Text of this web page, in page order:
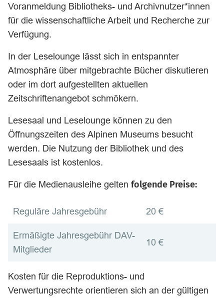
Voranmeldung Bibliotheks- und Archivnutzer*innen
für die wissenschaftliche Arbeit und Recherche zur
Verfügung.
In der Leselounge lässt sich in entspannter
Atmosphäre über mitgebrachte Bücher diskutieren
oder im dort aufgestellten aktuellen
Zeitschriftenangebot schmökern.
Lesesaal und Leselounge können zu den
Öffnungszeiten des Alpinen Museums besucht
werden. Die Nutzung der Bibliothek und des
Lesesaals ist kostenlos.
Für die Medienausleihe gelten folgende Preise:
Reguläre Jahresgebühr 20 €
Ermäßigte Jahresgebühr DAV-
Mitglieder
10 €
Kosten für die Reproduktions- und
Verwertungsrechte orientieren sich an der gültigen